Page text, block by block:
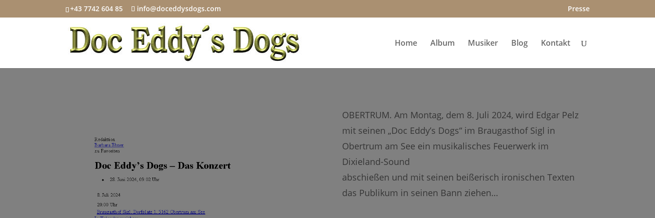
+43 7742 604 85 info@doceddysdogs.com Presse
Home Album Musiker Blog Kontakt
OBERTRUM. Am Montag, dem 8. Juli 2024, wird Edgar Pelz
mit seinen „Doc Eddy’s Dogs“ im Braugasthof Sigl in
Obertrum am See ein musikalisches Feuerwerk im
Dixieland-Sound
abschießen und mit seinen beißerisch ironischen Texten
das Publikum in seinen Bann ziehen…